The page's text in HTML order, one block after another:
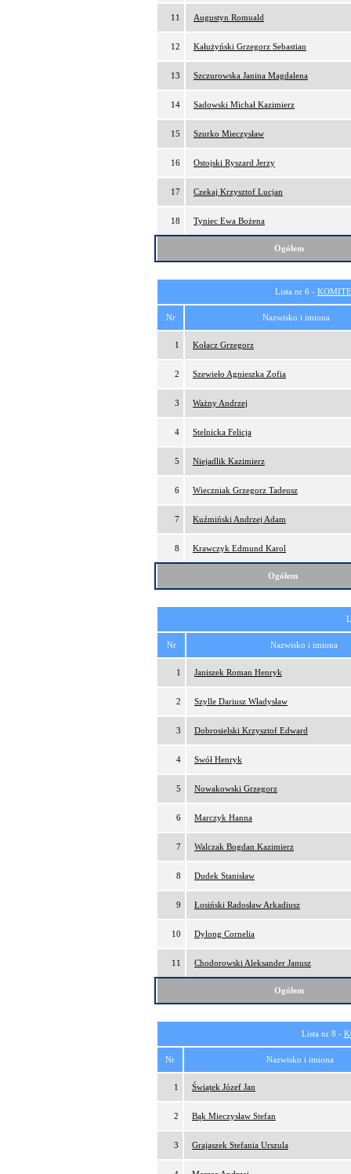
11 Augustyn Romuald
12 Kałużyński Grzegorz Sebastian
13 Szczurowska Janina Magdalena
14 Sadowski Michał Kazimierz
15 Szurko Mieczysław
16 Ostojski Ryszard Jerzy
17 Czekaj Krzysztof Lucjan
18 Tyniec Ewa Bożena
Ogółem
Lista nr 6 -
Nr Nazwisko i imiona
1 Kołacz Grzegorz
2 Szewieło Agnieszka Zofia
3 Ważny Andrzej
4 Stelnicka Felicja
5 Niejadlik Kazimierz
6 Wieczniak Grzegorz Tadeusz
7 Kuźmiński Andrzej Adam
8 Krawczyk Edmund Karol
Ogółem
Nr Nazwisko i imiona
1 Janiszek Roman Henryk
2 Szylle Dariusz Władysław
3 Dobrosielski Krzysztof Edward
4 Swół Henryk
5 Nowakowski Grzegorz
6 Marczyk Hanna
7 Walczak Bogdan Kazimierz
8 Dudek Stanisław
9 Łosiński Radosław Arkadiusz
10 Dylong Cornelia
11 Chodorowski Aleksander Janusz
Ogółem
Lista nr 8 -
Nr Nazwisko i imiona
1 Świątek Józef Jan
2 Bąk Mieczysław Stefan
3 Grajaszek Stefania Urszula